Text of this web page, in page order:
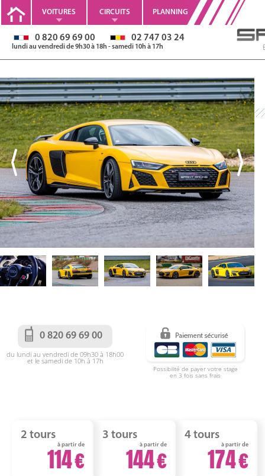
VOITURES CIRCUITS PLANNING
0 820 69 69 00 02 747 03 24
lundi au vendredi de 9h30 à 18h - samedi 10h à 17h
0 820 69 69 00
du lundi au vendredi de 09h30 à 18h00
et le samedi de 10h à 17h
Possibilité de payer votre stage
en 3 fois sans frais
2 tours
à partir de
114
3 tours
à partir de
144
4 tours
à partir de
174